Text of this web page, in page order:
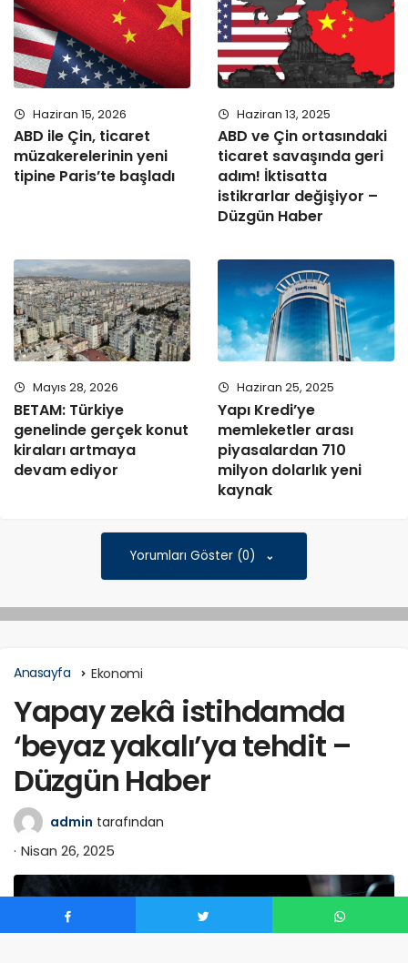
Haziran 15, 2026
ABD ile Çin, ticaret
müzakerelerinin yeni
tipine Paris’te başladı
Haziran 13, 2025
ABD ve Çin ortasındaki
ticaret savaşında geri
adım! İktisatta
istikrarlar değişiyor –
Düzgün Haber
Mayıs 28, 2026
BETAM: Türkiye
genelinde gerçek konut
kiraları artmaya
devam ediyor
Haziran 25, 2025
Yapı Kredi’ye
memleketler arası
piyasalardan 710
milyon dolarlık yeni
kaynak
Yorumları Göster (0)
Anasayfa Ekonomi
Yapay zekâ istihdamda
‘beyaz yakalı’ya tehdit –
Düzgün Haber
admin tarafından
Nisan 26, 2025